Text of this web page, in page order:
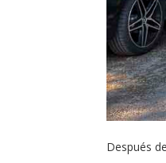
Después